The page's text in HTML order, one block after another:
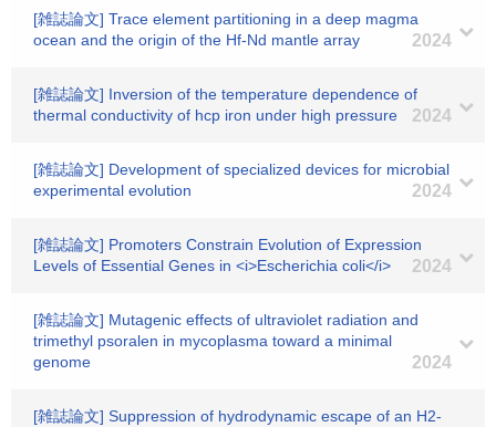
[雑誌論文] Trace element partitioning in a deep magma
ocean and the origin of the Hf-Nd mantle array
2024
[雑誌論文] Inversion of the temperature dependence of
thermal conductivity of hcp iron under high pressure
2024
[雑誌論文] Development of specialized devices for microbial
experimental evolution
2024
[雑誌論文] Promoters Constrain Evolution of Expression
Levels of Essential Genes in <i>Escherichia coli</i>
2024
[雑誌論文] Mutagenic effects of ultraviolet radiation and
trimethyl psoralen in mycoplasma toward a minimal
genome
2024
[雑誌論文] Suppression of hydrodynamic escape of an H2-